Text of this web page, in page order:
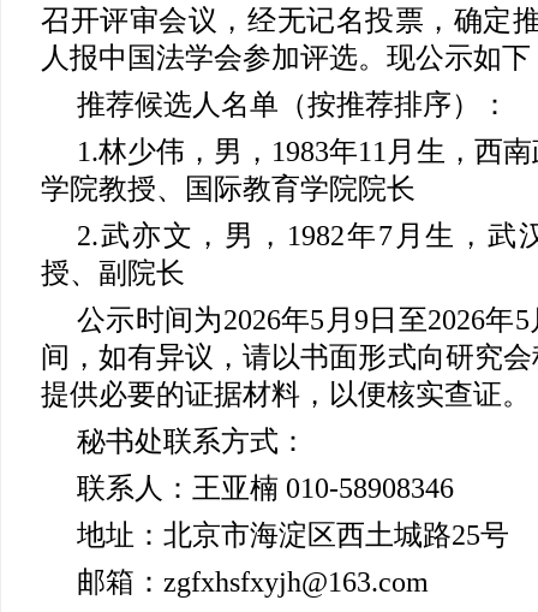
召开评审会议，经无记名投票，确定
人报中国法学会参加评选。现公示如下
推荐候选人名单（按推荐排序）：
1.林少伟，男，1983年11月生，西
学院教授、国际教育学院院长
2.武亦文，男，1982年7月生，武
授、副院长
公示时间为2026年5月9日至2026年
间，如有异议，请以书面形式向研究
提供必要的证据材料，以便核实查证。
秘书处联系方式：
联系人：王亚楠 010-58908346
地址：北京市海淀区西土城路25号
邮箱：zgfxhsfxyjh@163.com